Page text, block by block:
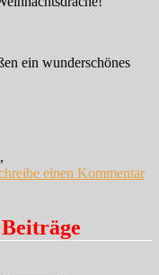
ein wunderschönes
,
einen Kommentar